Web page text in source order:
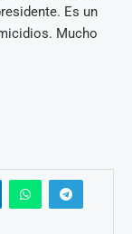
Es un
Mucho